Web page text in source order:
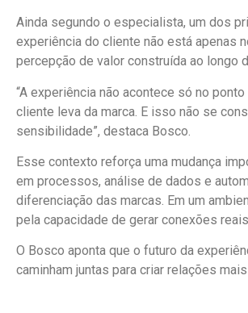
Ainda segundo o especialista, um dos
experiência do cliente não está apenas
percepção de valor construída ao longo
“A experiência não acontece só no
cliente leva da marca. E isso não se
sensibilidade”, destaca Bosco.
Esse contexto reforça uma mudança
em processos, análise de dados e
diferenciação das marcas. Em um
pela capacidade de gerar conexões
O Bosco aponta que o futuro da
caminham juntas para criar relações